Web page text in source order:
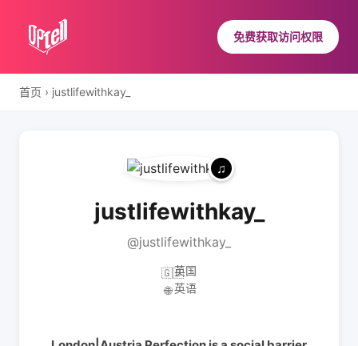
免费获取访问权限
首页 › justlifewithkay_
justlifewithkay_
@justlifewithkay_
🇬🇧英国
🌐 英语